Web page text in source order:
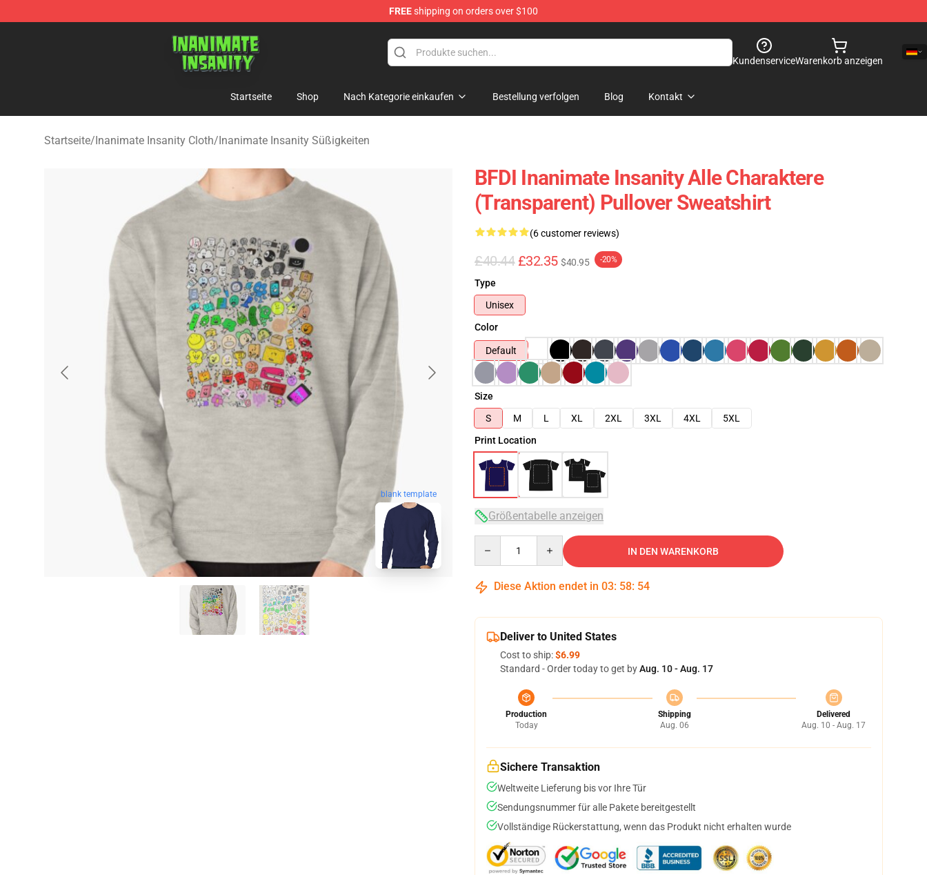
FREEshipping on orders over $100
Inanimate Insanity Store - Official Inanimate Insanity Merchandise Shop
KundenserviceWarenkorb anzeigen
Startseite Shop Nach Kategorie einkaufen Bestellung verfolgen Blog Kontakt
Startseite/Inanimate Insanity Cloth/Inanimate Insanity Süßigkeiten
blank template
BFDI Inanimate Insanity Alle Charaktere
(Transparent) Pullover Sweatshirt
(6 customer reviews)
£40.44 £32.35 $40.95 -20%
Type
Unisex
Color
Default
Size
S
M L XL 2XL 3XL 4XL
5XL
Print Location
Größentabelle anzeigen
IN DEN WARENKORB
Diese Aktion endet in 03: 58: 53
Deliver to United States
Cost to ship:$6.99
Standard - Order today to get byAug. 10 - Aug. 17
Production
Today
Shipping
Aug. 06
Delivered
Aug. 10 - Aug. 17
Sichere Transaktion
Weltweite Lieferung bis vor Ihre Tür
Sendungsnummer für alle Pakete bereitgestellt
Vollständige Rückerstattung, wenn das Produkt nicht erhalten wurde